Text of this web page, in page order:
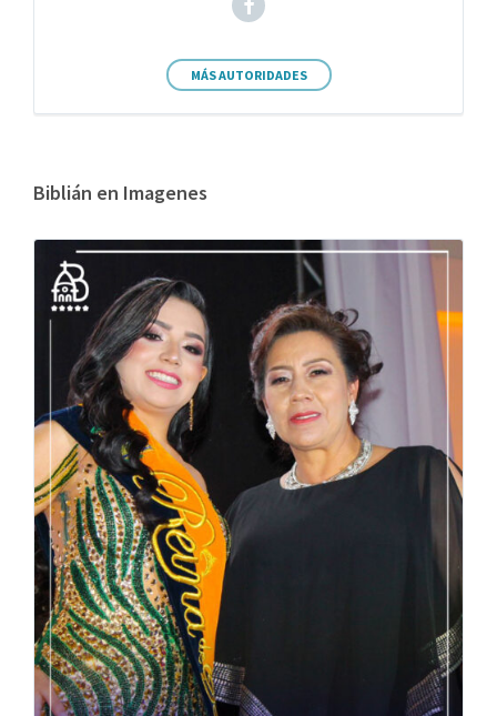
MÁS AUTORIDADES
Biblián en Imagenes